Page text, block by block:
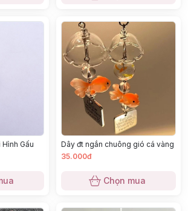
Gấu
Dây đt ngắn chuông gió cá vàng
35.000đ
Chọn mua